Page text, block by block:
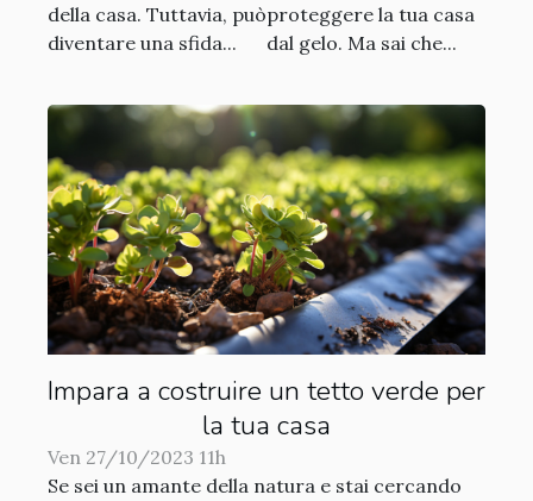
della casa. Tuttavia, può
diventare una sfida...
proteggere la tua casa
dal gelo. Ma sai che...
Impara a costruire un tetto verde per
la tua casa
Ven 27/10/2023 11h
Se sei un amante della natura e stai cercando